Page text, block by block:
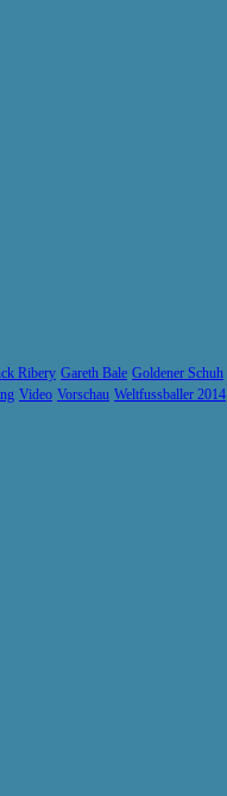
Ribery Gareth Bale Goldener Schuh
Video Vorschau Weltfussballer 2014